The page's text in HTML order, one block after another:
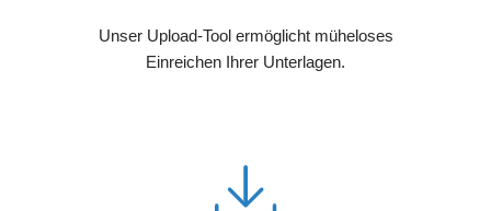
Unser Upload-Tool ermöglicht müheloses
Einreichen Ihrer Unterlagen.